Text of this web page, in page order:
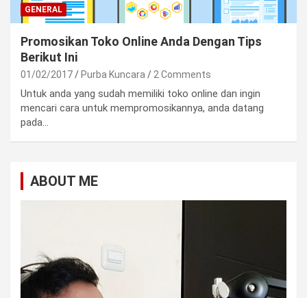
GENERAL
Promosikan Toko Online Anda Dengan Tips
Berikut Ini
01/02/2017 Purba Kuncara 2 Comments
Untuk anda yang sudah memiliki toko online dan ingin
mencari cara untuk mempromosikannya, anda datang
pada…
ABOUT ME